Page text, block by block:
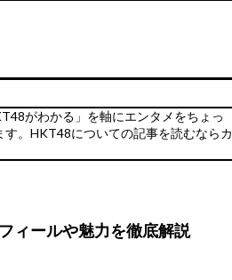
がわかる」を軸にエンタメをちょっ
。HKT48についての記事を読むならカ
ィールや魅力を徹底解説